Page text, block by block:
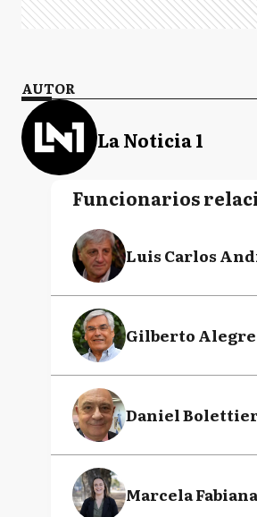
AUTOR
La Noticia 1
Funcionarios
Luis Carlos
Gilberto Alegre
Daniel
Marcela